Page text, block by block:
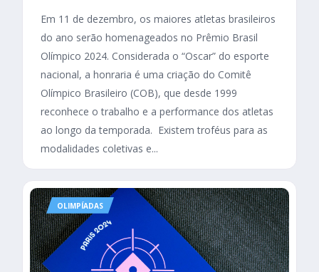
Em 11 de dezembro, os maiores atletas brasileiros
do ano serão homenageados no Prêmio Brasil
Olímpico 2024. Considerada o “Oscar” do esporte
nacional, a honraria é uma criação do Comitê
Olímpico Brasileiro (COB), que desde 1999
reconhece o trabalho e a performance dos atletas
ao longo da temporada. Existem troféus para as
modalidades coletivas e...
OLIMPÍADAS